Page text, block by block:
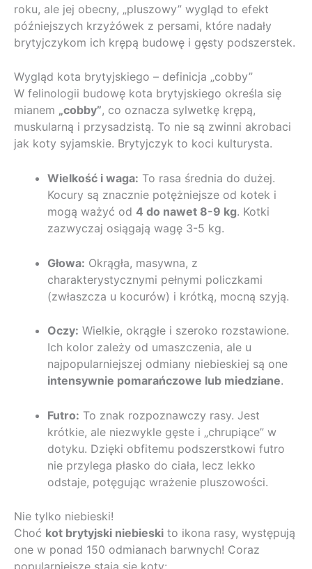
roku, ale jej obecny, „pluszowy” wygląd to efekt
późniejszych krzyżówek z persami, które nadały
brytyjczykom ich krępą budowę i gęsty podszerstek.
Wygląd kota brytyjskiego – definicja „cobby”
W felinologii budowę kota brytyjskiego określa się
mianem „cobby”, co oznacza sylwetkę krępą,
muskularną i przysadzistą. To nie są zwinni akrobaci
jak koty syjamskie. Brytyjczyk to koci kulturysta.
Wielkość i waga: To rasa średnia do dużej.
Kocury są znacznie potężniejsze od kotek i
mogą ważyć od 4 do nawet 8-9 kg. Kotki
zazwyczaj osiągają wagę 3-5 kg.
Głowa: Okrągła, masywna, z
charakterystycznymi pełnymi policzkami
(zwłaszcza u kocurów) i krótką, mocną szyją.
Oczy: Wielkie, okrągłe i szeroko rozstawione.
Ich kolor zależy od umaszczenia, ale u
najpopularniejszej odmiany niebieskiej są one
intensywnie pomarańczowe lub miedziane.
Futro: To znak rozpoznawczy rasy. Jest
krótkie, ale niezwykle gęste i „chrupiące” w
dotyku. Dzięki obfitemu podszerstkowi futro
nie przylega płasko do ciała, lecz lekko
odstaje, potęgując wrażenie pluszowości.
Nie tylko niebieski!
Choć kot brytyjski niebieski to ikona rasy, występują
one w ponad 150 odmianach barwnych! Coraz